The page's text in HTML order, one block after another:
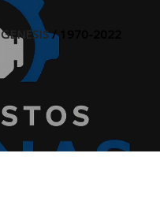
GENESIS/ 1970-2022